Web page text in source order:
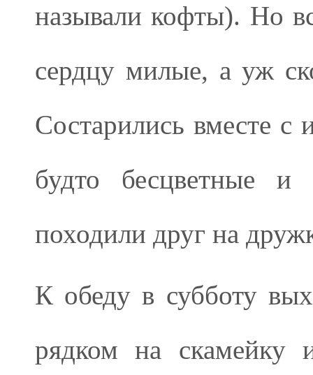
называли кофты). Но
сердцу милые, а уж
Состарились вместе с
будто бесцветные
походили друг на
К обеду в субботу
рядком на скамейку